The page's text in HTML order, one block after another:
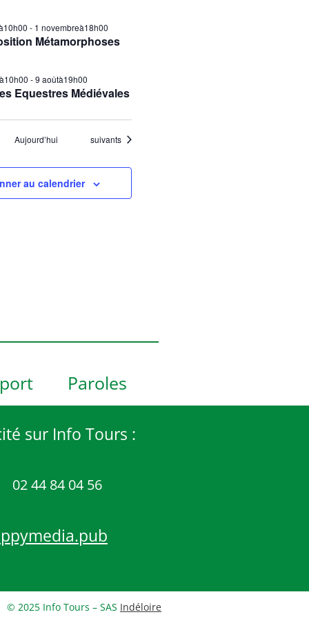
Métamorphoses
- 1 novembreà18h00
Equestres Médiévales
-9 aoûtà19h00
Aujourd’hui Évènements
suivants
au calendrier
Paroles
sur Info Tours :
02 44 84 04 56
© 2025 Info Tours – SAS Indéloire